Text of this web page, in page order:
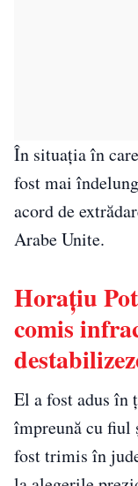
În situația în
fost mai
acord de
Arabe Unite.
Horațiu
comis
El a fost adus în
împreună cu fiul
fost trimis în